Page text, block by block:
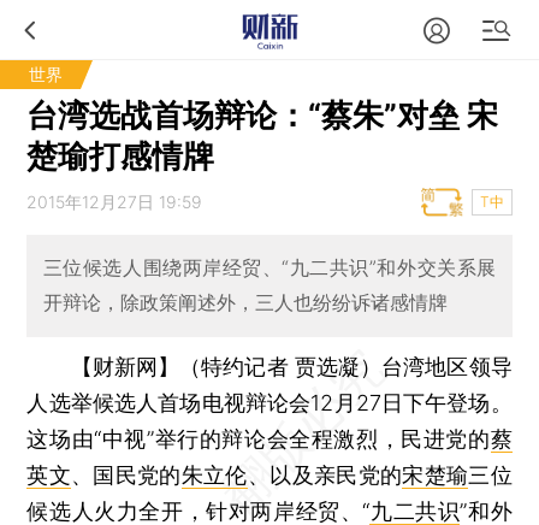
世界
台湾选战首场辩论：“蔡朱”对垒 宋
楚瑜打感情牌
2015年12月27日 19:59 T中
三位候选人围绕两岸经贸、“九二共识”和外交关系展
开辩论，除政策阐述外，三人也纷纷诉诸感情牌
【财新网】（特约记者 贾选凝） 台湾地区领导
人选举候选人首场电视辩论会12月27日下午登场。
这场由“中视”举行的辩论会全程激烈，民进党的蔡
英文、国民党的朱立伦、以及亲民党的宋楚瑜三位
候选人火力全开，针对两岸经贸、“九二共识”和外